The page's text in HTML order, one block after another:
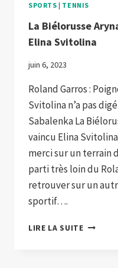
SPORTS | TENNIS
La Biélorusse
Elina Svitolina
juin 6, 2023
Roland Garros :
Svitolina n’a pas
Sabalenka La
vaincu Elina
merci sur un terrain
parti très loin du
retrouver sur un
sportif….
LIRE LA SUITELA